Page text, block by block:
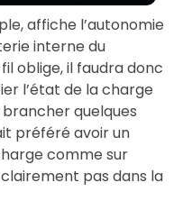
affiche l’autonomie
interne du
oblige, il faudra donc
l’état de la charge
quelques
préféré avoir un
comme sur
clairement pas dans la